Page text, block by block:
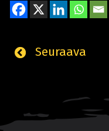
Seuraava